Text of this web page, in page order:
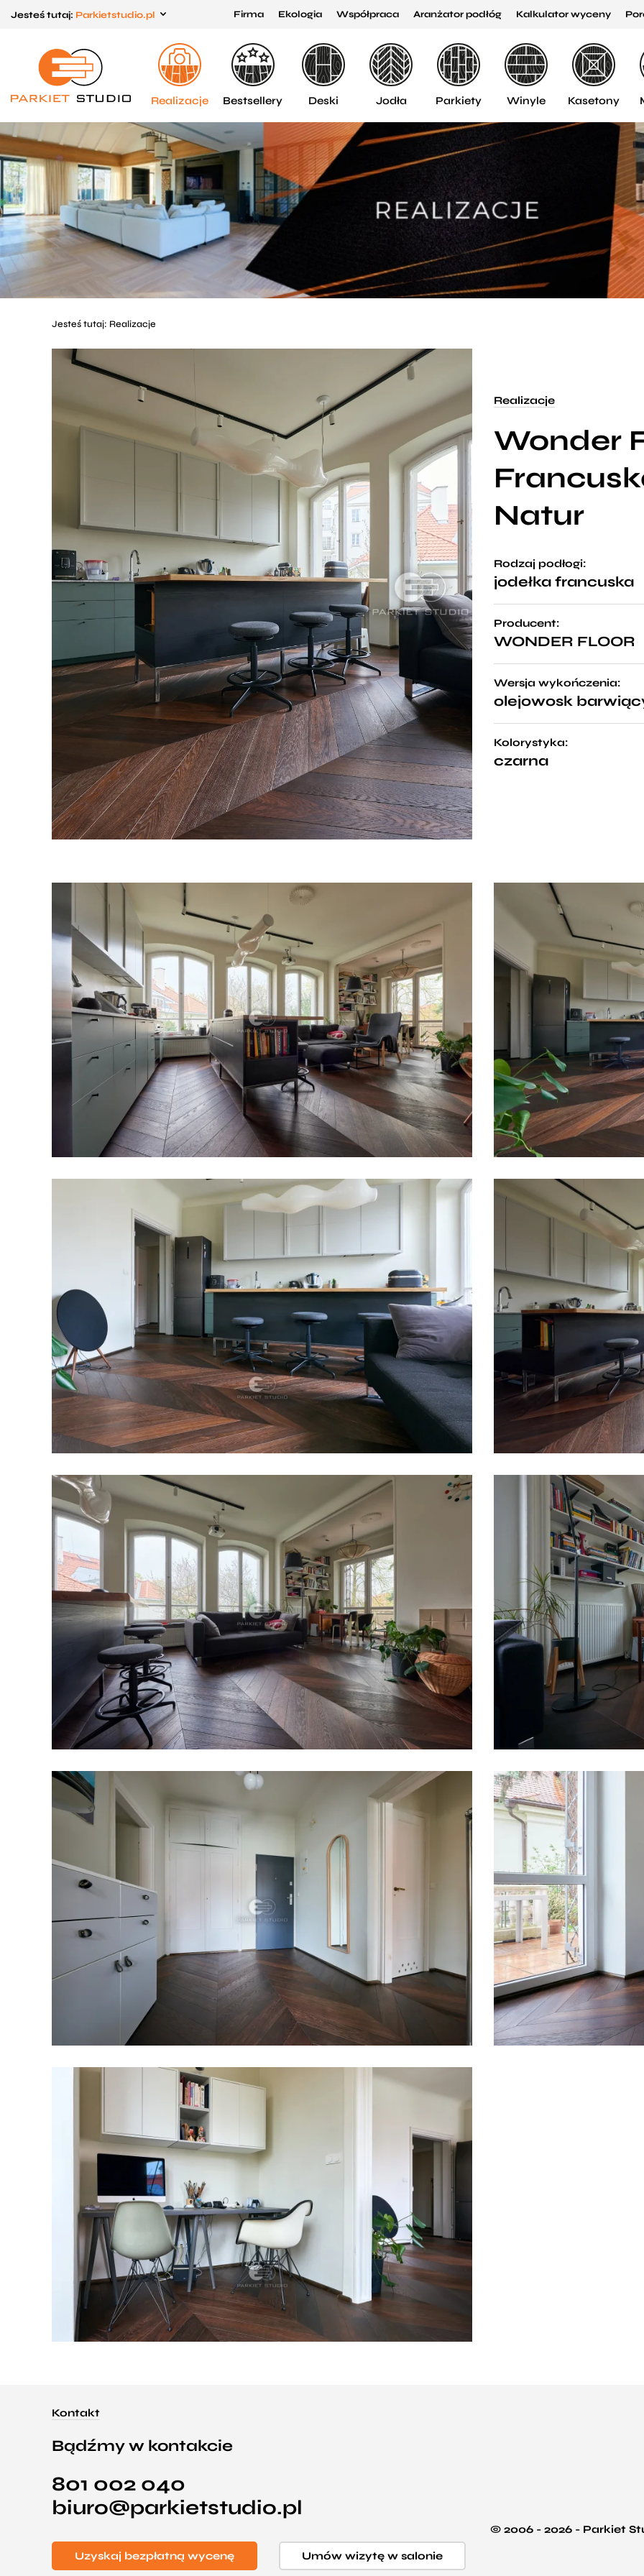
do menu
głównego
do
menu
w
stopce
Jesteś tutaj: Parkietstudio.pl Firma Ekologia Współpraca Aranżator podłóg Kalkulator wyceny
Realizacje Bestsellery Deski Jodła Parkiety Winyle Kasetony
Jesteś tutaj: Realizacje
Realizacje
Wonder
Natur
Rodzaj podłogi:
jodełka francuska
Producent:
WONDER FLOOR
Wersja wykończenia:
olejowosk
Kolorystyka:
czarna
Kontakt
Bądźmy w kontakcie
801 002 040
biuro@parkietstudio.pl
Uzyskaj bezpłatną wycenę Umów wizytę w salonie
© 2006 - 2026 - Parkiet